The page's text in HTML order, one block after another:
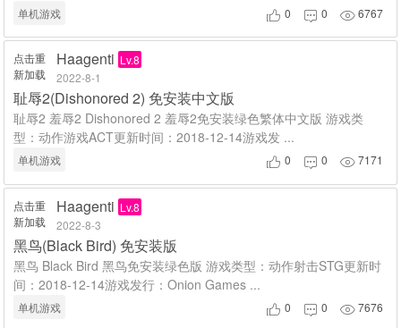
单机游戏  0  0 6767
点击重
新加载
Haagenti Lv.8
2022-8-1
耻辱2(Dishonored 2) 免安装中文版
耻辱2 羞辱2 Dishonored 2 羞辱2免安装绿色繁体中文版 游戏类
型：动作游戏ACT更新时间：2018-12-14游戏发 ...
单机游戏  0  0 7171
点击重
新加载
Haagenti Lv.8
2022-8-3
黑鸟(Black Bird) 免安装版
黑鸟 Black Bird 黑鸟免安装绿色版 游戏类型：动作射击STG更新时
间：2018-12-14游戏发行：Onion Games ...
单机游戏  0  0 7676